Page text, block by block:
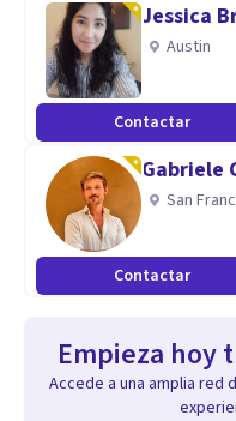
Jessica
Austin
Contactar
Gabriele
San
Contactar
Empieza hoy
Accede a una amplia red